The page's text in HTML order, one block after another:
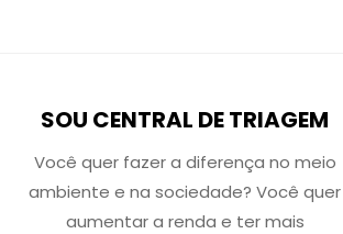
SOU CENTRAL DE TRIAGEM
Você quer fazer a diferença no meio
ambiente e na sociedade? Você quer
aumentar a renda e ter mais